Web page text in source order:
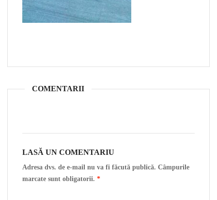
COMENTARII
LASĂ UN COMENTARIU
Adresa dvs. de e-mail nu va fi făcută publică. Câmpurile
marcate sunt obligatorii. *